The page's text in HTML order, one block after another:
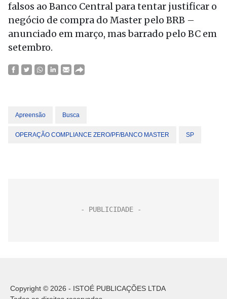
falsos ao Banco Central para tentar justificar o
negócio de compra do Master pelo BRB –
anunciado em março, mas barrado pelo BC em
setembro.
Apreensão Busca
OPERAÇÃO COMPLIANCE ZERO/PF/BANCO MASTER SP
Copyright © 2026 - ISTOÉ PUBLICAÇÕES LTDA